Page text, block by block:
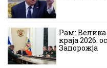
Рам: Велика
краја 2026.
Запорожја